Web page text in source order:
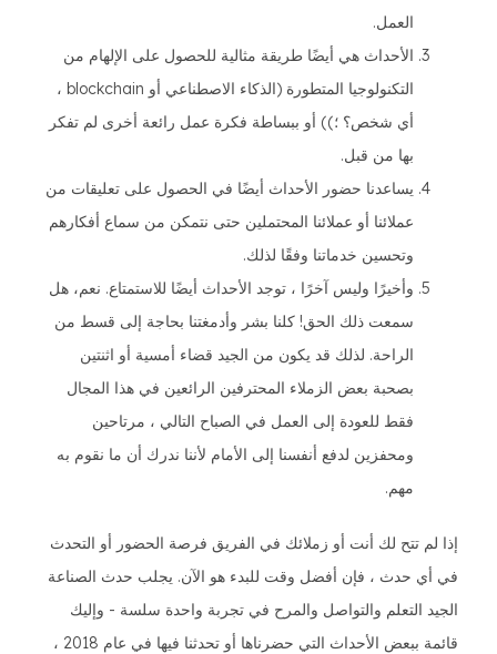
العمل.
الأحداث هي أيضًا طريقة مثالية للحصول على الإلهام من
التكنولوجيا المتطورة (الذكاء الاصطناعي أو blockchain ،
أي شخص؟ ؛)) أو ببساطة فكرة عمل رائعة أخرى لم تفكر
بها من قبل.
يساعدنا حضور الأحداث أيضًا في الحصول على تعليقات من
عملائنا أو عملائنا المحتملين حتى نتمكن من سماع أفكارهم
وتحسين خدماتنا وفقًا لذلك.
وأخيرًا وليس آخرًا ، توجد الأحداث أيضًا للاستمتاع. نعم، هل
سمعت ذلك الحق! كلنا بشر وأدمغتنا بحاجة إلى قسط من
الراحة. لذلك قد يكون من الجيد قضاء أمسية أو اثنتين
بصحبة بعض الزملاء المحترفين الرائعين في هذا المجال
فقط للعودة إلى العمل في الصباح التالي ، مرتاحين
ومحفزين لدفع أنفسنا إلى الأمام لأننا ندرك أن ما نقوم به
مهم.
إذا لم تتح لك أنت أو زملائك في الفريق فرصة الحضور أو التحدث
في أي حدث ، فإن أفضل وقت للبدء هو الآن. يجلب حدث الصناعة
الجيد التعلم والتواصل والمرح في تجربة واحدة سلسة - وإليك
قائمة ببعض الأحداث التي حضرناها أو تحدثنا فيها في عام 2018 ،